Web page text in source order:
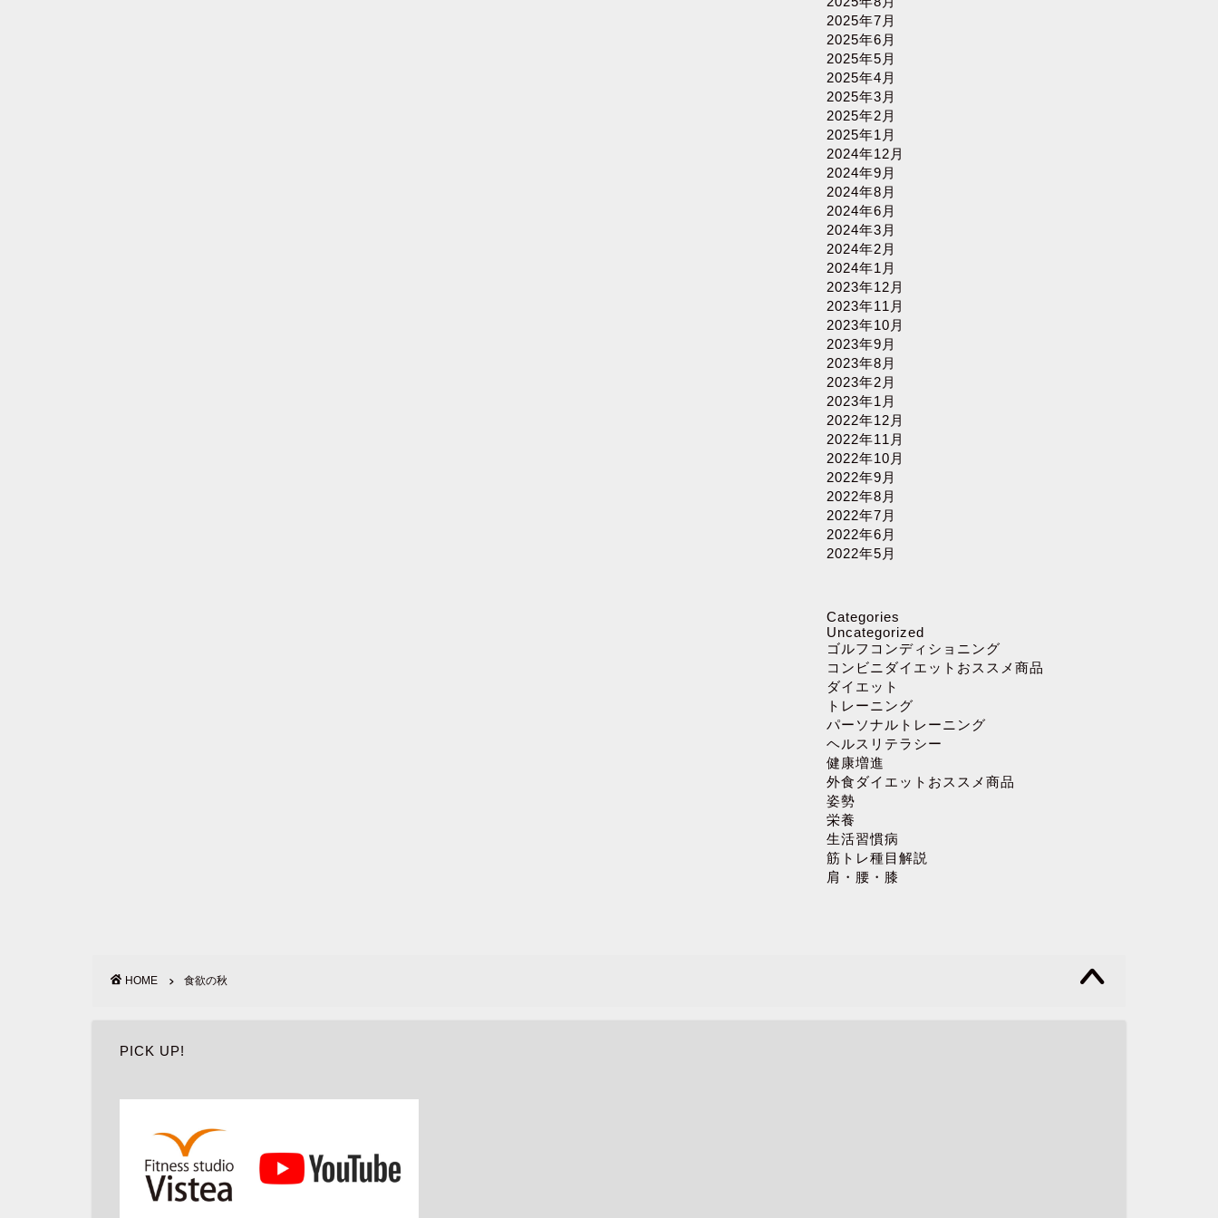
2025年7月
2025年6月
2025年5月
2025年4月
2025年3月
2025年2月
2025年1月
2024年12月
2024年9月
2024年8月
2024年6月
2024年3月
2024年2月
2024年1月
2023年12月
2023年11月
2023年10月
2023年9月
2023年8月
2023年2月
2023年1月
2022年12月
2022年11月
2022年10月
2022年9月
2022年8月
2022年7月
2022年6月
2022年5月
Categories
Uncategorized
ゴルフコンディショニング
コンビニダイエットおススメ商品
ダイエット
トレーニング
パーソナルトレーニング
ヘルスリテラシー
健康増進
外食ダイエットおススメ商品
姿勢
栄養
生活習慣病
筋トレ種目解説
肩・腰・膝
HOME 食欲の秋
PICK UP!